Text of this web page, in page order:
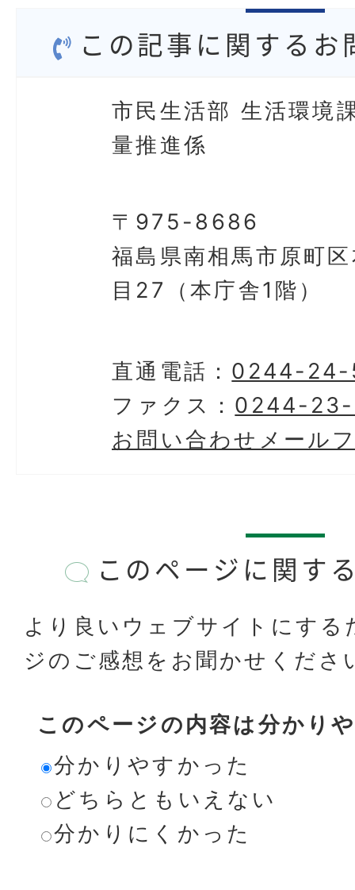
この記事に関するお
市民生活部 生活環境
量推進係
〒975-8686
福島県南相馬市原町
目27（本庁舎1階）
直通電話： 0244-24-
ファクス： 0244-
お問い合わせメール
このページに関す
より良いウェブサイトにする
ジのご感想をお聞かせくださ
このページの内容は分かり
分かりやすかった
どちらともいえない
分かりにくかった